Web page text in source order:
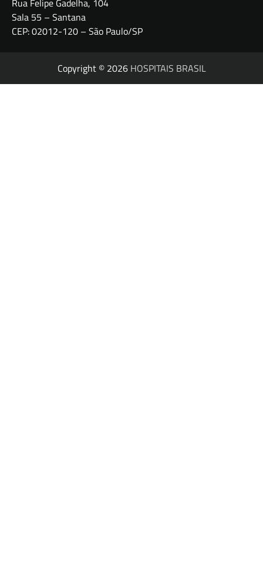
Rua Felipe Gadelha, 104
Sala 55 – Santana
CEP: 02012-120 – São Paulo/SP
Copyright © 2026 HOSPITAIS BRASIL